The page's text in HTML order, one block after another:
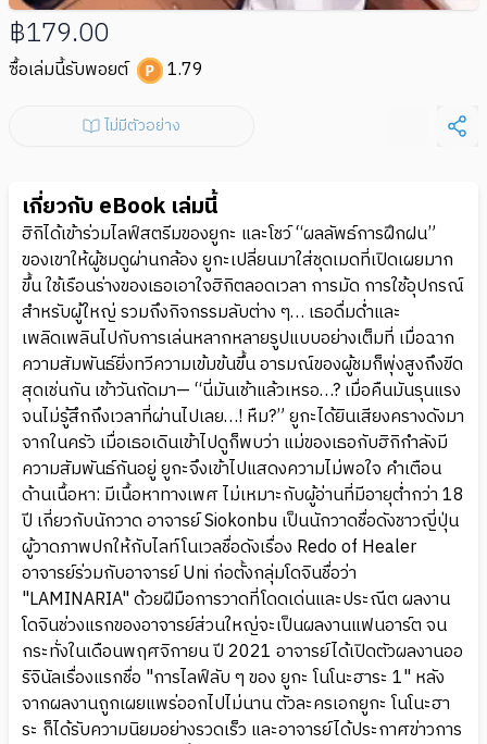
฿179.00
ซื้อเล่มนี้รับพอยต์ 1.79
ไม่มีตัวอย่าง
เกี่ยวกับ eBook เล่มนี้
ฮิกิได้เข้าร่วมไลฟ์สตรีมของยูกะ และโชว์ “ผลลัพธ์การฝึกฝน”
ของเขาให้ผู้ชมดูผ่านกล้อง ยูกะเปลี่ยนมาใส่ชุดเมดที่เปิดเผยมาก
ขึ้น ใช้เรือนร่างของเธอเอาใจฮิกิตลอดเวลา การมัด การใช้อุปกรณ์
สำหรับผู้ใหญ่ รวมถึงกิจกรรมลับต่าง ๆ… เธอดื่มด่ำและ
เพลิดเพลินไปกับการเล่นหลากหลายรูปแบบอย่างเต็มที่ เมื่อฉาก
ความสัมพันธ์ยิ่งทวีความเข้มข้นขึ้น อารมณ์ของผู้ชมก็พุ่งสูงถึงขีด
สุดเช่นกัน เช้าวันถัดมา— “นี่มันเช้าแล้วเหรอ…? เมื่อคืนมันรุนแรง
จนไม่รู้สึกถึงเวลาที่ผ่านไปเลย…! หืม?” ยูกะได้ยินเสียงครางดังมา
จากในครัว เมื่อเธอเดินเข้าไปดูก็พบว่า แม่ของเธอกับฮิกิกำลังมี
ความสัมพันธ์กันอยู่ ยูกะจึงเข้าไปแสดงความไม่พอใจ คำเตือน
ด้านเนื้อหา: มีเนื้อหาทางเพศ ไม่เหมาะกับผู้อ่านที่มีอายุต่ำกว่า 18
ปี เกี่ยวกับนักวาด อาจารย์ Siokonbu เป็นนักวาดชื่อดังชาวญี่ปุ่น
ผู้วาดภาพปกให้กับไลท์โนเวลชื่อดังเรื่อง Redo of Healer
อาจารย์ร่วมกับอาจารย์ Uni ก่อตั้งกลุ่มโดจินชื่อว่า
"LAMINARIA" ด้วยฝีมือการวาดที่โดดเด่นและประณีต ผลงาน
โดจินช่วงแรกของอาจารย์ส่วนใหญ่จะเป็นผลงานแฟนอาร์ต จน
กระทั่งในเดือนพฤศจิกายน ปี 2021 อาจารย์ได้เปิดตัวผลงานออ
ริจินัลเรื่องแรกชื่อ "การไลฟ์ลับ ๆ ของ ยูกะ โนโนะฮาระ 1" หลัง
จากผลงานถูกเผยแพร่ออกไปไม่นาน ตัวละครเอกยูกะ โนโนะฮา
ระ ก็ได้รับความนิยมอย่างรวดเร็ว และอาจารย์ได้ประกาศข่าวการ